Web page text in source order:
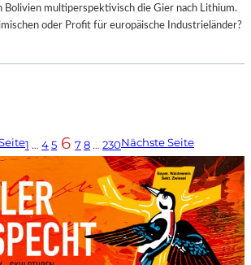
Bolivien multiperspektivisch die Gier nach Lithium.
oder Profit für europäische Industrieländer?
1 … 45 6 78 … 230Nächste Seite